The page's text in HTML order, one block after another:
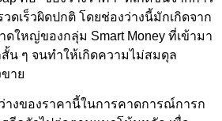
ดเร็วผิดปกติ โดยช่องว่างนี้มักเกิดจาก
ใหญ่ของกลุ่ม Smart Money ที่เข้ามา
สั้น ๆ จนทำให้เกิดความไม่สมดุล
าย
างของราคานี้ในการคาดการณ์การก